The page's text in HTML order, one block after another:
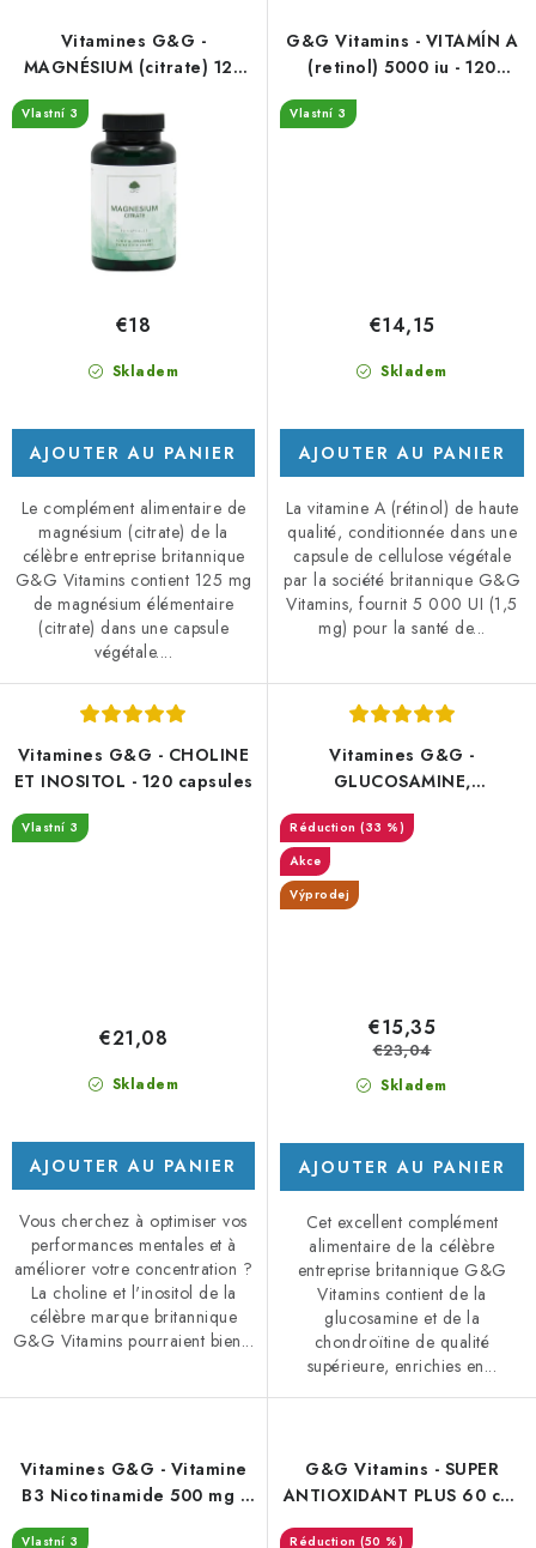
Vitamines G&G -
MAGNÉSIUM (citrate) 125
mg - 90 capsules
Vlastní 3
Skladem
€18
AJOUTER AU PANIER
Le complément alimentaire de
magnésium (citrate) de la
célèbre entreprise britannique
G&G Vitamins contient 125 mg
de magnésium élémentaire
(citrate) dans une capsule
végétale....
G&G Vitamins - VITAMÍN A
(retinol) 5000 iu - 120
Vlastní 3
Skladem
€14,15
AJOUTER AU PANIER
La vitamine A (rétinol) de haute
qualité, conditionnée dans une
capsule de cellulose végétale
par la société britannique G&G
Vitamins, fournit 5 000 UI (1,5
mg) pour la santé de...
Vitamines G&G - CHOLINE
ET INOSITOL - 120 capsules
Vlastní 3
Skladem
€21,08
AJOUTER AU PANIER
Vous cherchez à optimiser vos
performances mentales et à
améliorer votre concentration ?
La choline et l'inositol de la
célèbre marque britannique
G&G Vitamins pourraient bien...
Vitamines G&G -
GLUCOSAMINE,
C - 120 capsules
(33 %)
Akce
Výprodej
Skladem
€15,35
€23,04
AJOUTER AU PANIER
Cet excellent complément
alimentaire de la célèbre
entreprise britannique G&G
Vitamins contient de la
glucosamine et de la
chondroïtine de qualité
supérieure, enrichies en...
Vitamines G&G - Vitamine
B3 Nicotinamide 500 mg -
120 capsules
Vlastní 3
G&G Vitamins - SUPER
ANTIOXIDANT PLUS 60 cps
- DMS 12.4.26
(50 %)